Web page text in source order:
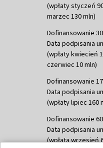
(wpłaty styczeń
marzec 130 mln)
Dofinansowanie
Data podpisania
(wpłaty kwiecień
czerwiec 10 mln)
Dofinansowanie
Data podpisania
(wpłaty lipiec 160
Dofinansowanie
Data podpisania
(wpłata wrzesień